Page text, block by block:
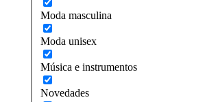
Moda masculina
Moda unisex
Música e instrumentos
Novedades